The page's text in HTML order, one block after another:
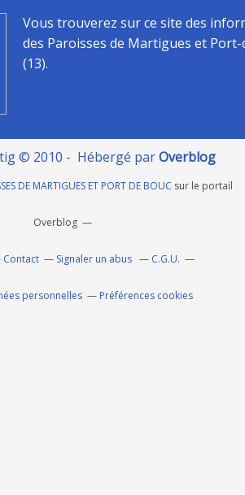
Vous trouverez sur ce site des
des Paroisses de Martigues et
(13).
© 2010 - Hébergé parOverblog
DE MARTIGUES ET PORT DE BOUC sur le portail
Overblog
Contact Signaler un abus C.G.U.
personnelles Préférences cookies